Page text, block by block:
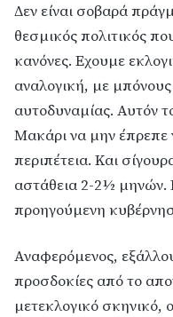
Δεν είναι σοβαρά
θεσμικός πολιτικός
κανόνες. Εχουμε
αναλογική, με
αυτοδυναμίας. Αυτόν
Μακάρι να μην
περιπέτεια. Και
αστάθεια 2-2½ μηνών.
προηγούμενη
Αναφερόμενος,
προσδοκίες από το
μετεκλογικό